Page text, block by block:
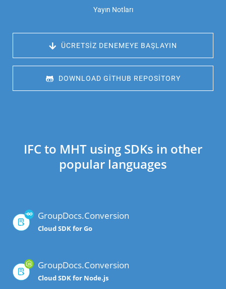
Yayın Notları
ÜCRETSIZ DENEMEYE BAŞLAYIN
DOWNLOAD GITHUB REPOSITORY
IFC to MHT using SDKs in other
popular languages
GroupDocs.Conversion
Cloud SDK for Go
GroupDocs.Conversion
Cloud SDK for Node.js